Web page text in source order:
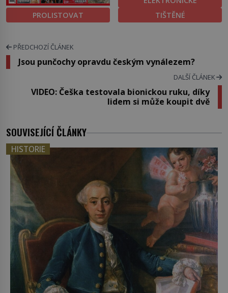
PROLISTOVAT
TIŠTĚNÉ
PŘEDCHOZÍ ČLÁNEK
Jsou punčochy opravdu českým vynálezem?
DALŠÍ ČLÁNEK
VIDEO: Češka testovala bionickou ruku, díky
lidem si může koupit dvě
SOUVISEJÍCÍ ČLÁNKY
HISTORIE